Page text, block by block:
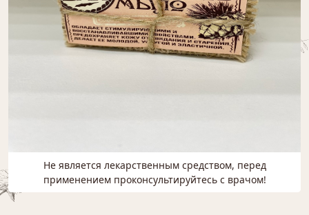
Не является лекарственным средством, перед
применением проконсультируйтесь с врачом!